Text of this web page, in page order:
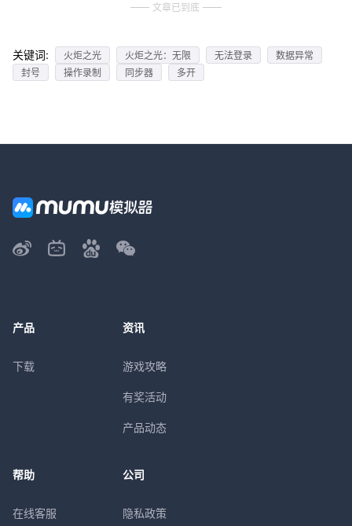
文章已到底
关键词: 火炬之光 火炬之光：无限 无法登录
数据异常
封号
操作录制 同步器 多开
产品
下载
资讯
游戏攻略
有奖活动
产品动态
帮助
在线客服
公司
隐私政策